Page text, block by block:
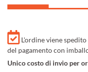
L'ordine viene
del pagamento con
Unico costo di invio per